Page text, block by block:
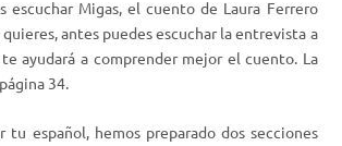
escuchar Migas, el cuento de Laura Ferrero
quieres, antes puedes escuchar la entrevista a
ayudará a comprender mejor el cuento. La
34.
tu español, hemos preparado dos secciones